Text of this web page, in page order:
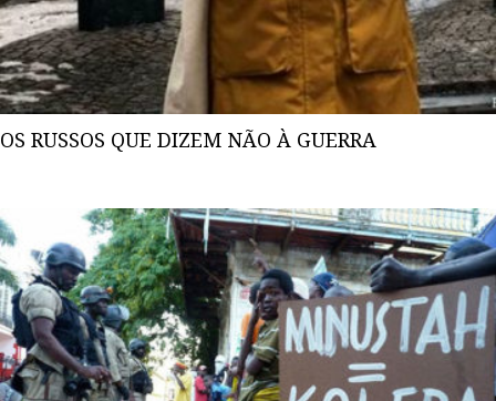
OS RUSSOS QUE DIZEM NÃO À GUERRA